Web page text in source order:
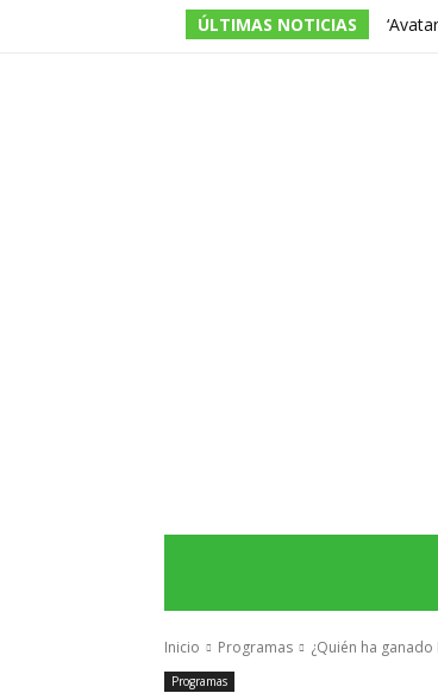
ÚLTIMAS NOTICIAS
Inicio Programas ¿Quién ha
Programas